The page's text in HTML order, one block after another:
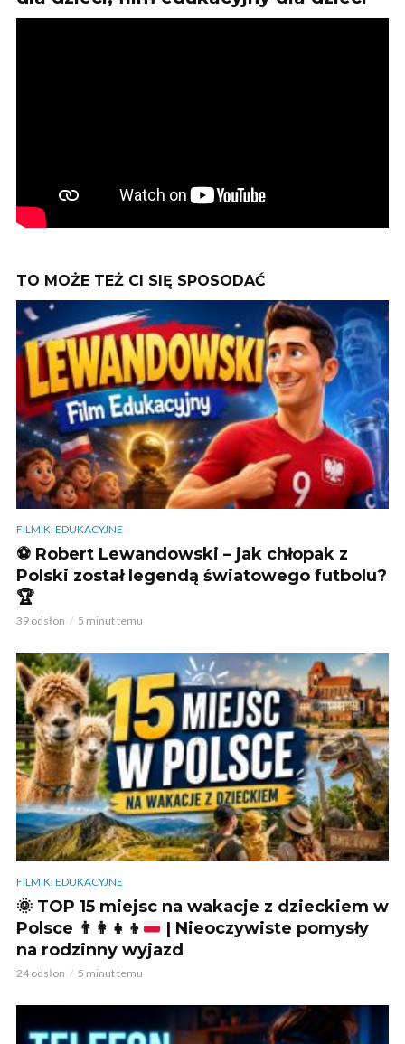
TO MOŻE TEŻ CI SIĘ SPOSODAĆ
FILMIKI EDUKACYJNE
⚽ Robert Lewandowski – jak chłopak z
Polski został legendą światowego futbolu?
🏆
39 odsłon 5 minut temu
FILMIKI EDUKACYJNE
🌞 TOP 15 miejsc na wakacje z dzieckiem w
Polsce 👨‍👩‍👧‍👦
| Nieoczywiste pomysły
na rodzinny wyjazd
24 odsłon 5 minut temu